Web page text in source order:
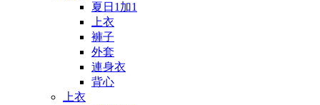
夏日1加1
上衣
褲子
外套
連身衣
背心
上衣